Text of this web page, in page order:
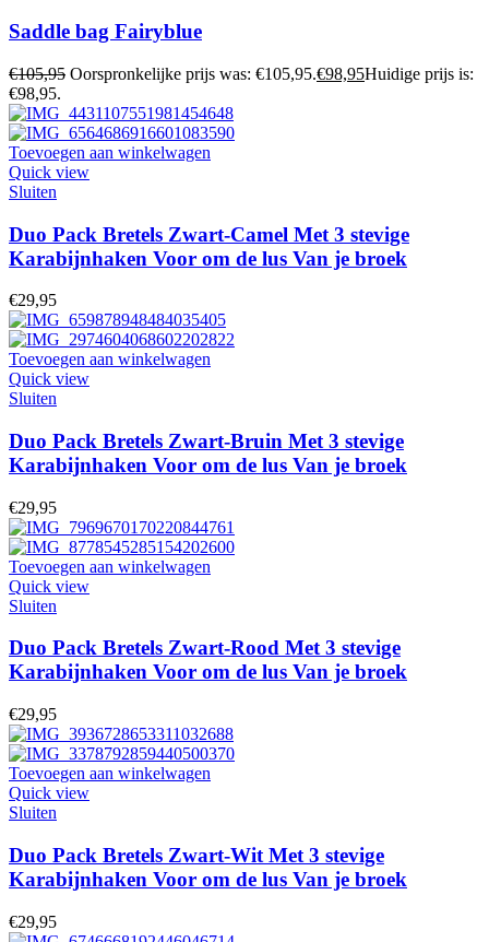
Saddle bag Fairyblue
€105,95 Oorspronkelijke prijs was: €105,95.€98,95Huidige prijs is:
€98,95.
Toevoegen aan winkelwagen
Quick view
Sluiten
Duo Pack Bretels Zwart-Camel Met 3 stevige
Karabijnhaken Voor om de lus Van je broek
€29,95
Toevoegen aan winkelwagen
Quick view
Sluiten
Duo Pack Bretels Zwart-Bruin Met 3 stevige
Karabijnhaken Voor om de lus Van je broek
€29,95
Toevoegen aan winkelwagen
Quick view
Sluiten
Duo Pack Bretels Zwart-Rood Met 3 stevige
Karabijnhaken Voor om de lus Van je broek
€29,95
Toevoegen aan winkelwagen
Quick view
Sluiten
Duo Pack Bretels Zwart-Wit Met 3 stevige
Karabijnhaken Voor om de lus Van je broek
€29,95